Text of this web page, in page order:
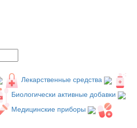
Лекарственные средства
Биологически активные добавки
Медицинские приборы